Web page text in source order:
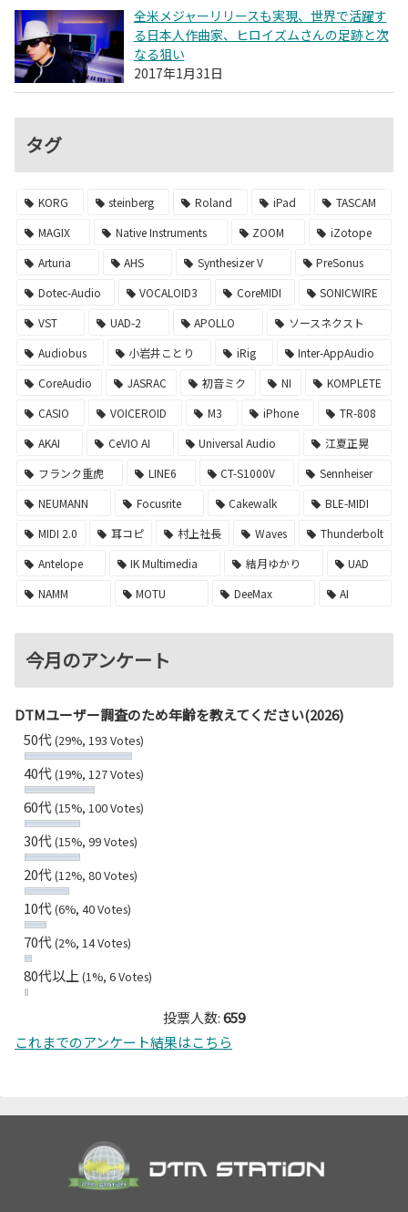
全米メジャーリリースも実現、世界で活躍す
る日本人作曲家、ヒロイズムさんの足跡と次
なる狙い
2017年1月31日
タグ
KORG steinberg Roland iPad
TASCAM
MAGIX
Native Instruments ZOOM
iZotope
Arturia
AHS Synthesizer V
PreSonus
Dotec-Audio
VOCALOID3 CoreMIDI
SONICWIRE
VST
UAD-2 APOLLO
ソースネクスト
Audiobus
小岩井ことり iRig
Inter-AppAudio
CoreAudio
JASRAC 初音ミク NI
KOMPLETE
CASIO
VOICEROID M3 iPhone
TR-808
AKAI
CeVIO AI Universal Audio
江夏正晃
フランク重虎
LINE6 CT-S1000V
Sennheiser
NEUMANN
Focusrite Cakewalk
BLE-MIDI
MIDI 2.0
耳コピ 村上社長 Waves
Thunderbolt
Antelope
IK Multimedia 結月ゆかり
UAD
NAMM
MOTU DeeMax AI
今月のアンケート
DTMユーザー調査のため年齢を教えてください(2026)
50代(29%, 193 Votes)
40代(19%, 127 Votes)
60代(15%, 100 Votes)
30代(15%, 99 Votes)
20代(12%, 80 Votes)
10代(6%, 40 Votes)
70代(2%, 14 Votes)
80代以上(1%, 6 Votes)
投票人数:659
これまでのアンケート結果はこちら